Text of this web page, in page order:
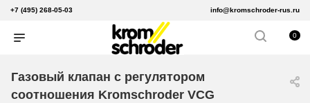
+7 (495) 268-05-03 info@kromschroder-rus.ru
0
Газовый клапан с регулятором
соотношения Kromschroder VCG